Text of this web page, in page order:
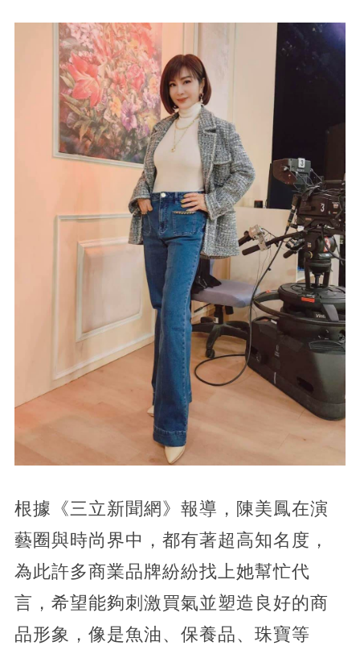
根據《三立新聞網》報導，陳美鳳在演
藝圈與時尚界中，都有著超高知名度，
為此許多商業品牌紛紛找上她幫忙代
言，希望能夠刺激買氣並塑造良好的商
品形象，像是魚油、保養品、珠寶等